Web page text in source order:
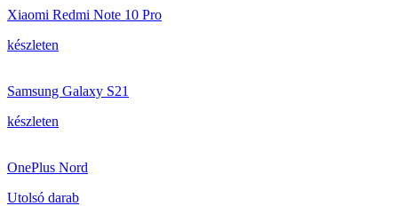
Xiaomi Redmi Note 10 Pro
készleten
Samsung Galaxy S21
készleten
OnePlus Nord
Utolsó darab